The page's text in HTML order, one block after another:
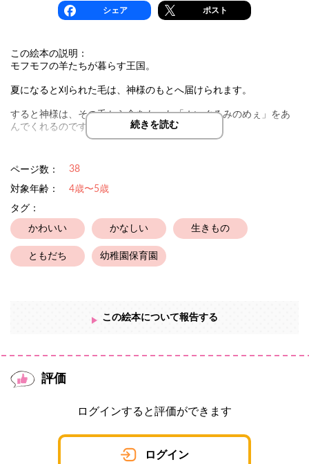
シェア ポスト
この絵本の説明：
モフモフの羊たちが暮らす王国。
夏になると刈られた毛は、神様のもとへ届けられます。
すると神様は、その毛から命をもった「ぬいぐるみのめぇ」をあ
んでくれるのです。
恋をしないぬいぐるみのめぇたちは、どんなふうにしあわせを感
じているのだろう？
その答えを探すうちに、ひとりのめぇは大切なことに気づいてい
きます。
続きを読む
ページ数： 38
対象年齢：
4歳〜5歳
タグ：
かわいい かなしい 生きもの
ともだち 幼稚園保育園
この絵本について報告する
評価
ログインすると評価ができます
ログイン